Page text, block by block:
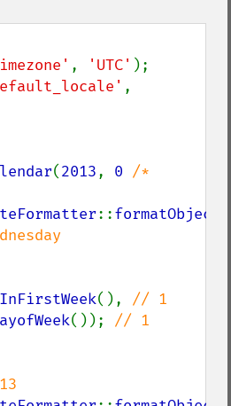
, 'UTC'
(2013, 0 /*
::formatObject
(),
()); // 1